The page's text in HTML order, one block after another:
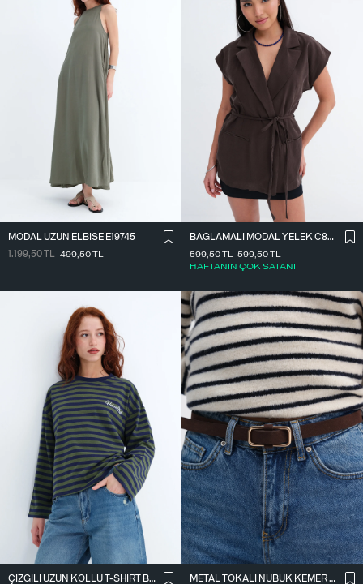
MODAL UZUN ELBISE E19745
1.199,50TL 499,50TL
BAĞLAMALI MODAL YELEK C8021
599,50TL
HAFTANIN ÇOK SATANI
599,50TL
ÇIZGILI UZUN KOLLU T-SHIRT B10644
METAL TOKALI NUBUK KEMER K2004-1